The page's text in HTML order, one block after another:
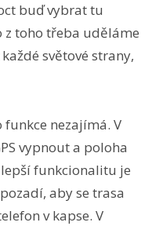
buď vybrat tu
z toho třeba uděláme
světové strany,
nezajímá. V
vypnout a poloha
funkcionalitu je
aby se trasa
v kapse. V